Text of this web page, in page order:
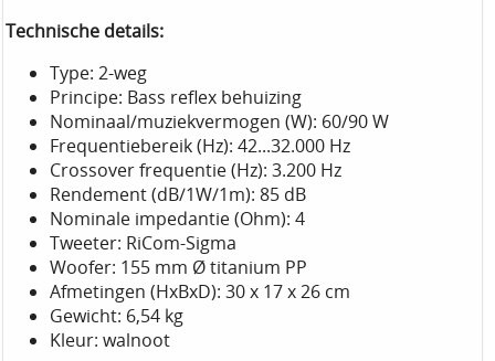
Technische details:
Type: 2-weg
Principe: Bass reflex behuizing
Nominaal/muziekvermogen (W): 60/90 W
Frequentiebereik (Hz): 42...32.000 Hz
Crossover frequentie (Hz): 3.200 Hz
Rendement (dB/1W/1m): 85 dB
Nominale impedantie (Ohm): 4
Tweeter: RiCom-Sigma
Woofer: 155 mm Ø titanium PP
Afmetingen (HxBxD): 30 x 17 x 26 cm
Gewicht: 6,54 kg
Kleur: walnoot